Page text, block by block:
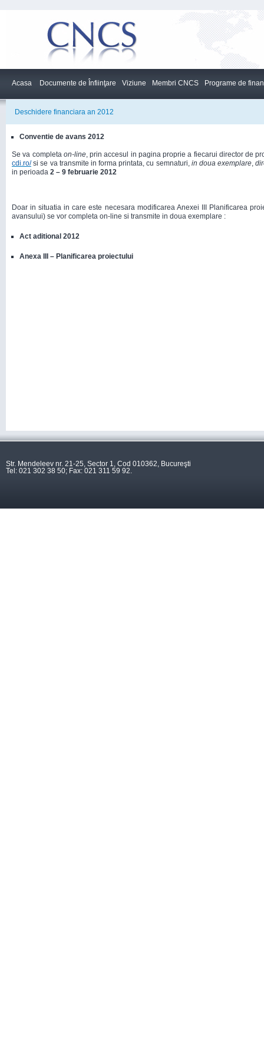
Acasa Documente de Înfiinţare Viziune Membri CNCS Programe de
Deschidere financiara an 2012
Conventie de avans 2012
Se va completa on-line, prin accesul in pagina proprie a fiecarui director de
cdi.ro/si se va transmite in forma printata, cu semnaturi, in doua exemplare,
in perioada 2 – 9 februarie 2012
Doar in situatia in care este necesara modificarea Anexei III Planificarea
avansului) se vor completa on-line si transmite in doua exemplare :
Act aditional 2012
Anexa III – Planificarea proiectului
Str. Mendeleev nr. 21-25, Sector 1, Cod 010362, Bucureşti
Tel: 021 302 38 50; Fax: 021 311 59 92.